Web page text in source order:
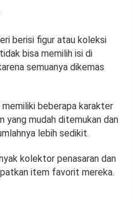
berisi figur atau koleksi
bisa memilih isi di
semuanya dikemas
beberapa karakter
yang mudah ditemukan dan
lebih sedikit.
kolektor penasaran dan
item favorit mereka.